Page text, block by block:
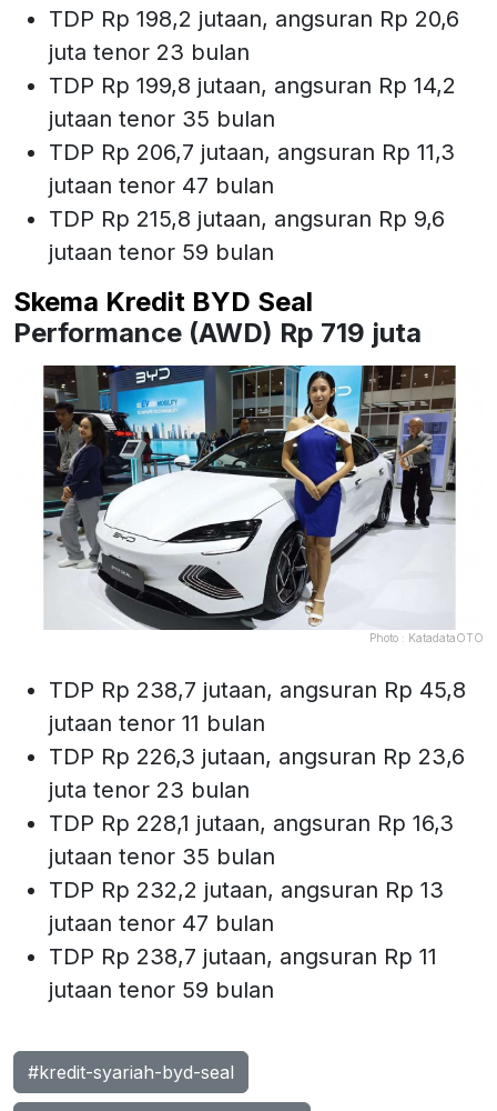
TDP Rp 198,2 jutaan, angsuran Rp 20,6
juta tenor 23 bulan
TDP Rp 199,8 jutaan, angsuran Rp 14,2
jutaan tenor 35 bulan
TDP Rp 206,7 jutaan, angsuran Rp 11,3
jutaan tenor 47 bulan
TDP Rp 215,8 jutaan, angsuran Rp 9,6
jutaan tenor 59 bulan
Skema Kredit BYD Seal
Performance (AWD) Rp 719 juta
Photo : KatadataOTO
TDP Rp 238,7 jutaan, angsuran Rp 45,8
jutaan tenor 11 bulan
TDP Rp 226,3 jutaan, angsuran Rp 23,6
juta tenor 23 bulan
TDP Rp 228,1 jutaan, angsuran Rp 16,3
jutaan tenor 35 bulan
TDP Rp 232,2 jutaan, angsuran Rp 13
jutaan tenor 47 bulan
TDP Rp 238,7 jutaan, angsuran Rp 11
jutaan tenor 59 bulan
#kredit-syariah-byd-seal